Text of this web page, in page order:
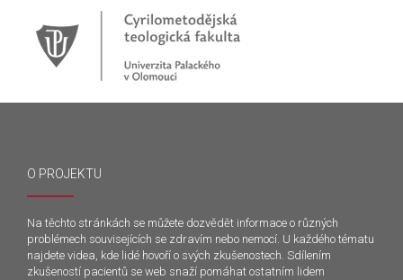
O PROJEKTU
Na těchto stránkách se můžete dozvědět informace o různých
problémech souvisejících se zdravím nebo nemocí. U každého tématu
najdete videa, kde lidé hovoří o svých zkušenostech. Sdílením
zkušeností pacientů se web snaží pomáhat ostatním lidem